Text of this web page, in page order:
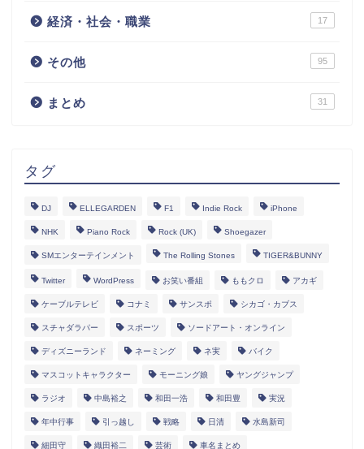
経済・社会・職業 17
その他 95
まとめ 31
タグ
DJ ELLEGARDEN F1 Indie Rock iPhone
NHK Piano Rock Rock (UK) Shoegazer
SMエンターテインメント The Rolling Stones TIGER&BUNNY
Twitter WordPress お笑い番組 ももクロ アカギ
ケーブルテレビ コナミ サンスポ シカゴ・カブス
スチャダラパー スポーツ ソードアート・オンライン
ディズニーランド ネーミング ネ実 バイク
マスコットキャラクター モーニング娘 ヤングジャンプ
ラジオ 中島裕之 和田一浩 和田豊 実況
年中行事 引っ越し 戦略 日清 水島新司
細田守 織田裕二 芸術 車名まとめ